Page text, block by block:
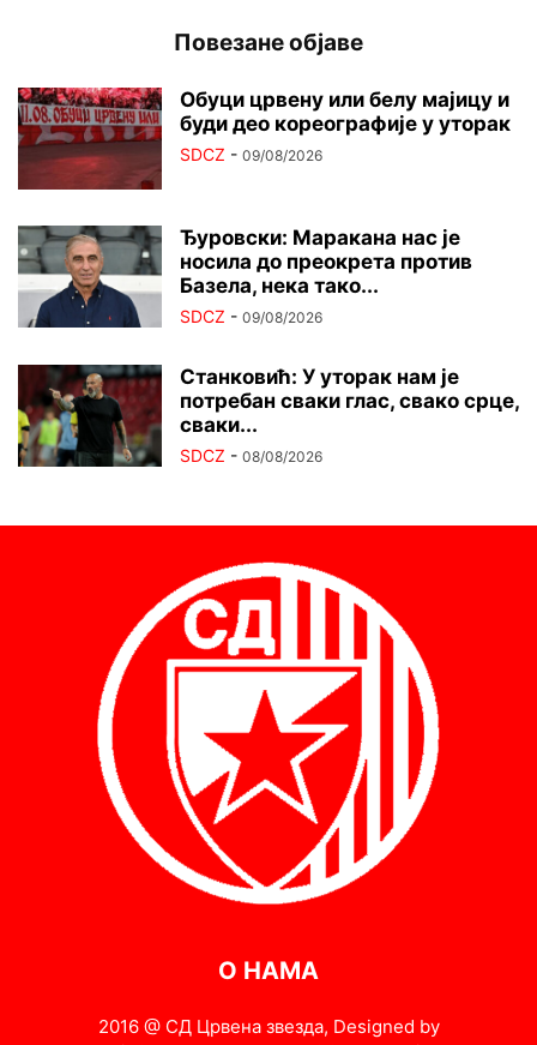
Повезане објаве
Обуци црвену или белу мајицу и
буди део кореографије у уторак
SDCZ - 09/08/2026
Ђуровски: Маракана нас је
носила до преокрета против
Базела, нека тако...
SDCZ - 09/08/2026
Станковић: У уторак нам је
потребан сваки глас, свако срце,
сваки...
SDCZ - 08/08/2026
О НАМА
2016 @ СД Црвена звезда, Designed by